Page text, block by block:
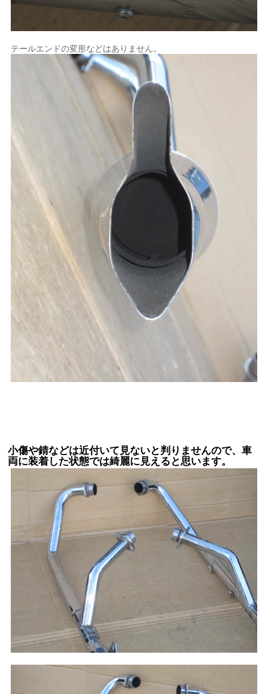
テールエンドの変形などはありません。
小傷や錆などは近付いて見ないと判りませんので、車
両に装着した状態では綺麗に見えると思います。